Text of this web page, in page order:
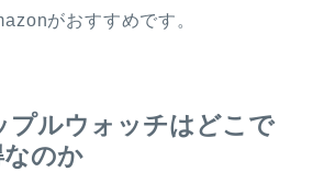
がおすすめです。
プルウォッチはどこで
のか